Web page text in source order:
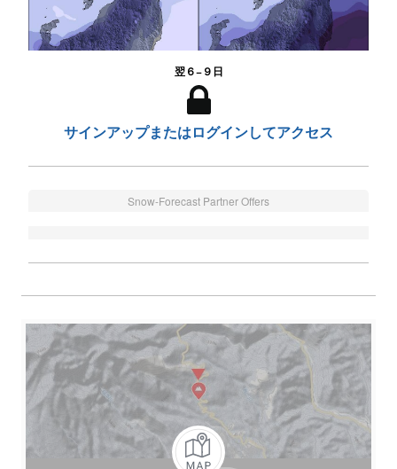
翌６−９日
サインアップまたはログインしてアクセス
Snow-Forecast Partner Offers